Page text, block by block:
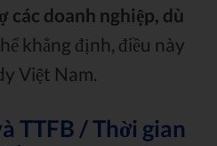
các doanh nghiệp, dù
khẳng định, điều này
Việt Nam.
TTFB / Thời gian